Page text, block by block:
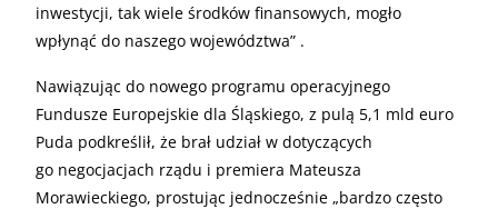
inwestycji, tak wiele środków finansowych, mogło
wpłynąć do naszego województwa” .
Nawiązując do nowego programu operacyjnego
Fundusze Europejskie dla Śląskiego, z pulą 5,1 mld euro
Puda podkreślił, że brał udział w dotyczących
go negocjacjach rządu i premiera Mateusza
Morawieckiego, prostując jednocześnie „bardzo często